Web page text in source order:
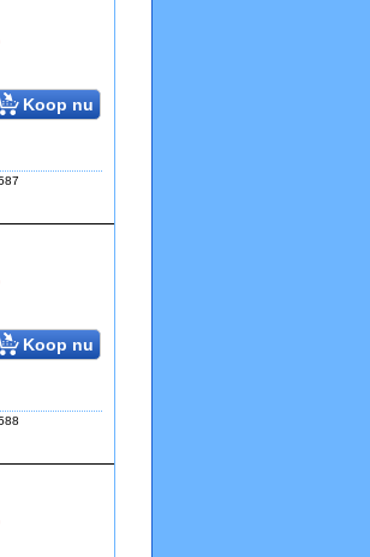
Koop nu
Koop nu